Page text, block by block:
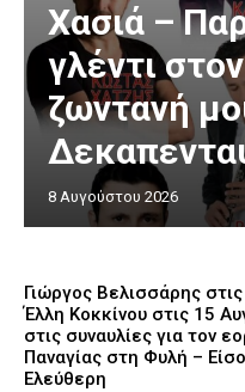
Χασιά –
γλέντι
ζωντανή
8 Αυγούστου 2026
Γιώργος Βελισσάρης
Έλλη Κοκκίνου στις 15
στις συναυλίες για τον
Παναγίας στη Φυλή –
Ελεύθερη